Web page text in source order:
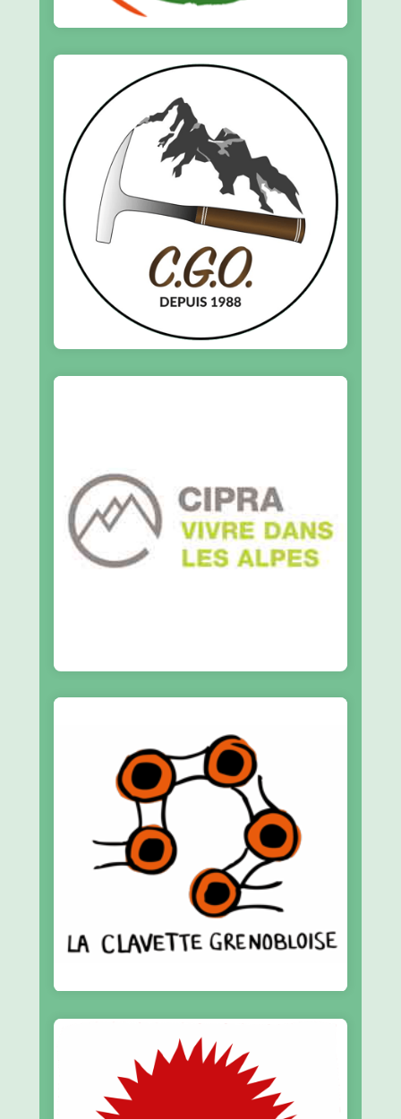
CGO
Centre des Géosciences de l’Oisans :
médiation en sciences de la Terre.
En savoir plus
Commission Internationale pour la
Protection des Alpes
La Clavette Grenobloise
Ateliers-vélo participatifs et solidaires de la
En savoir plus
En savoir plus